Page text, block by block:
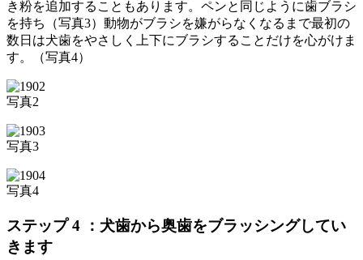
き粉を追加することもあります。ペンと同じように歯ブラシ
を持ち（写真3）動物がブラシを嫌がらなくなるまで最初の
数日は犬歯をやさしく上下にブラシすることだけを心がけま
す。（写真4）
写真2
写真3
写真4
ステップ 4 ：犬歯から奥歯をブラッシングしてい
きます